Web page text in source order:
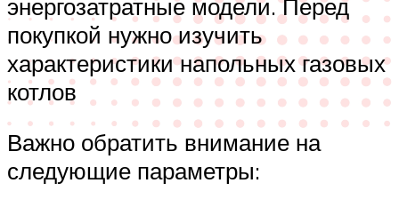
энергозатратные модели. Перед
покупкой нужно изучить
характеристики напольных газовых
котлов
Важно обратить внимание на
следующие параметры: